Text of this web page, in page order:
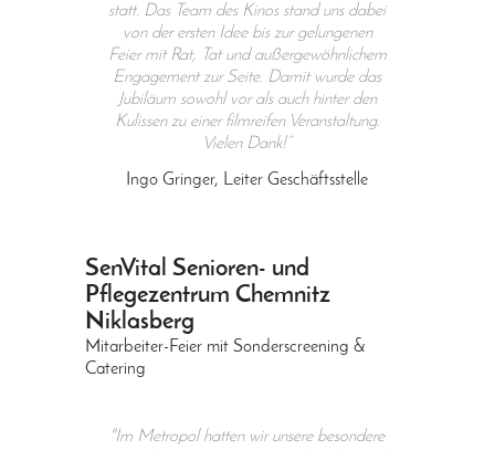
statt. Das Team des Kinos stand uns dabei
von der ersten Idee bis zur gelungenen
Feier mit Rat, Tat und außergewöhnlichem
Engagement zur Seite. Damit wurde das
Jubiläum sowohl vor als auch hinter den
Kulissen zu einer filmreifen Veranstaltung.
Vielen Dank!”
Ingo Gringer, Leiter Geschäftsstelle
SenVital Senioren- und
Pflegezentrum Chemnitz
Niklasberg
Mitarbeiter-Feier mit Sonderscreening &
Catering
"Im Metropol hatten wir unsere besondere